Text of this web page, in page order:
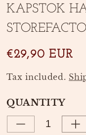
modal
KAPSTOK
€29,90 EUR
Tax included.
QUANTITY
Decrease